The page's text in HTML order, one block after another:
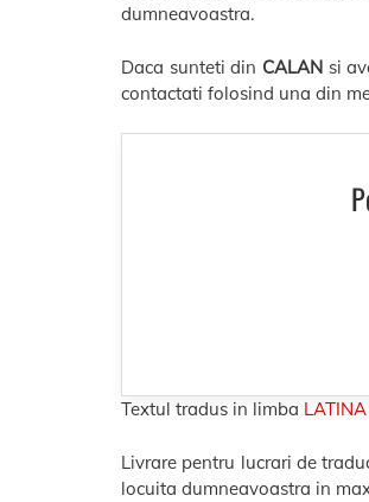
dumneavoastra.
Daca sunteti din CALAN si
contactati folosind una din
Textul tradus in limba LATINA
Livrare pentru lucrari de
locuita dumneavoastra in